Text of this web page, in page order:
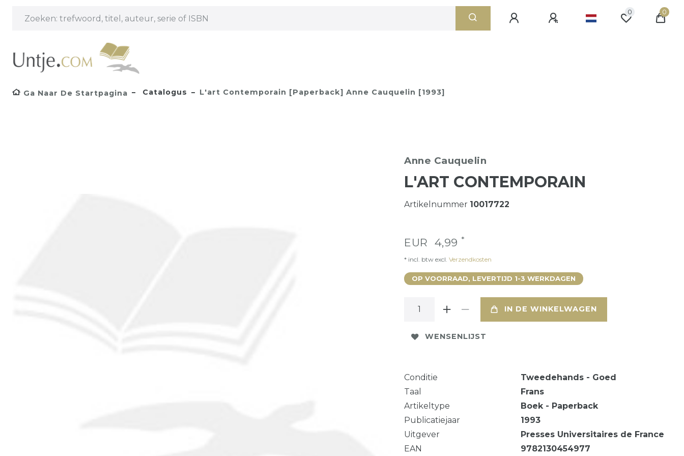
0 0
Ga Naar De Startpagina Catalogus L'art Contemporain [Paperback] Anne Cauquelin [1993]
Anne Cauquelin
L'ART CONTEMPORAIN
Artikelnummer 10017722
EUR 4,99 *
* incl. btw excl. Verzendkosten
OP VOORRAAD, LEVERTIJD 1-3 WERKDAGEN
IN DE WINKELWAGEN
WENSENLIJST
Conditie
Tweedehands - Goed
Taal
Frans
Artikeltype
Boek - Paperback
Publicatiejaar
1993
Uitgever
Presses Universitaires de France
EAN
9782130454977